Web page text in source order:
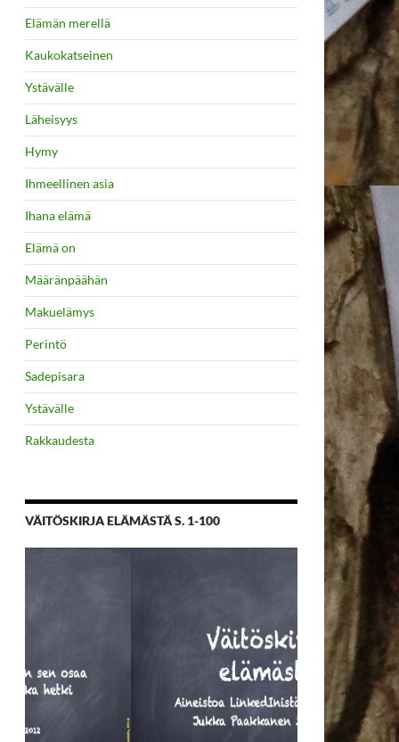
Elämän merellä
Kaukokatseinen
Ystävälle
Läheisyys
Hymy
Ihmeellinen asia
Ihana elämä
Elämä on
Määränpäähän
Makuelämys
Perintö
Sadepisara
Ystävälle
Rakkaudesta
VÄITÖSKIRJA ELÄMÄSTÄ S. 1-100